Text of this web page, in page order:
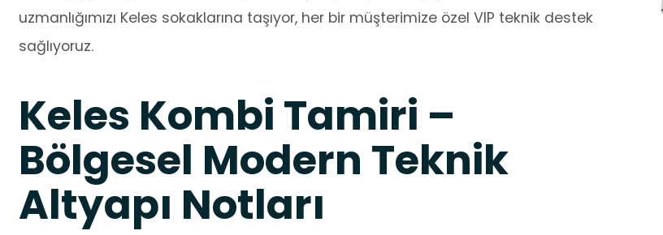
uzmanlığımızı Keles sokaklarına taşıyor, her bir müşterimize özel VIP teknik destek
sağlıyoruz.
Keles Kombi Tamiri –
Bölgesel Modern Teknik
Altyapı Notları